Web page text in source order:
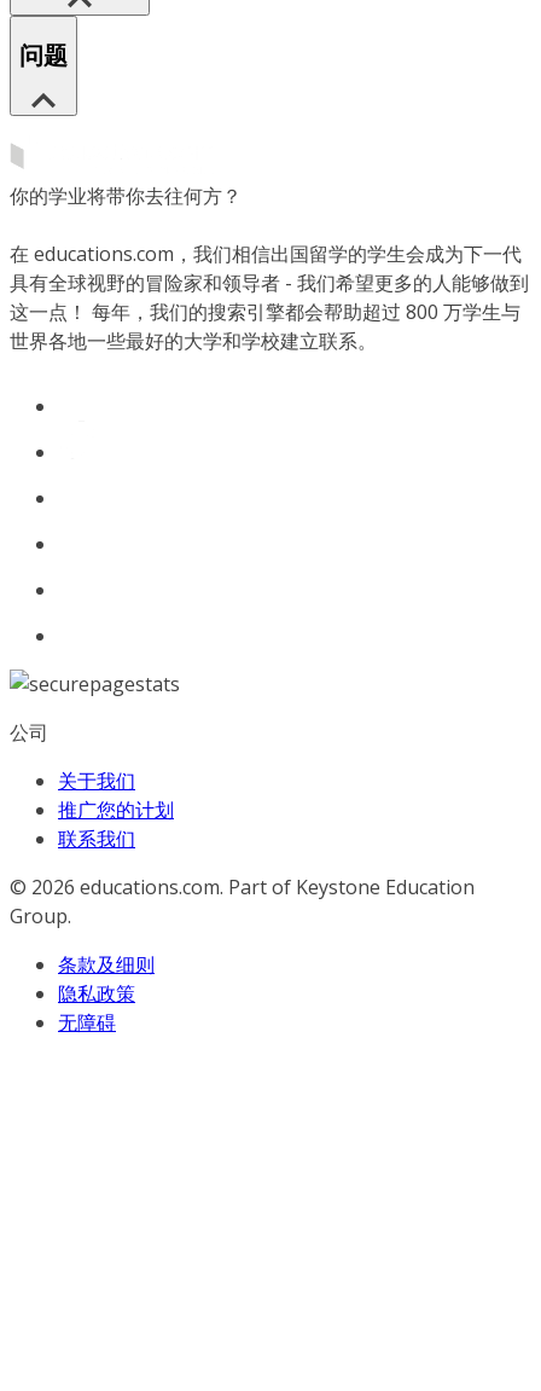
问题
你的学业将带你去往何方？
在 educations.com，我们相信出国留学的学生会成为下一代
具有全球视野的冒险家和领导者 - 我们希望更多的人能够做到
这一点！ 每年，我们的搜索引擎都会帮助超过 800 万学生与
世界各地一些最好的大学和学校建立联系。
公司
关于我们
推广您的计划
联系我们
© 2026 educations.com. Part of Keystone Education
Group.
条款及细则
隐私政策
无障碍